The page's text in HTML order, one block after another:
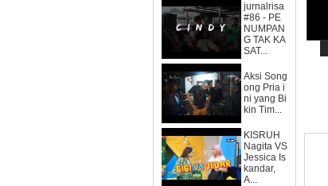
jurnalrisa
#86 - PE
NUMPAN
G TAK KA
SAT...
Aksi Song
ong Pria i
ni yang Bi
kin Tim...
KISRUH
Nagita VS
Jessica Is
kandar,
A...